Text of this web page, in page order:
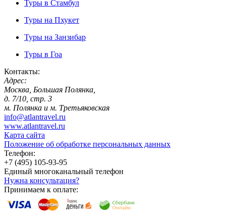
Туры в Стамбул
Туры на Пхукет
Туры на Занзибар
Туры в Гоа
Контакты:
Адрес:
Москва, Большая Полянка,
д. 7/10, стр. 3
м. Полянка и м. Третьяковская
info@atlantravel.ru
www.atlantravel.ru
Карта сайта
Положение об обработке персональных данных
Телефон:
+7 (495) 105-93-95
Единый многоканальный телефон
Нужна консультация?
Принимаем к оплате: